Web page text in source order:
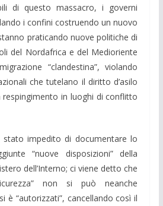
di questo massacro, i governi
i confini costruendo un nuovo
praticando nuove politiche di
del Nordafrica e del Medioriente
“clandestina”, violando
che tutelano il diritto d’asilo
in luoghi di conflitto
impedito di documentare lo
“nuove disposizioni” della
dell’Interno; ci viene detto che
non si può neanche
è “autorizzati”, cancellando così il